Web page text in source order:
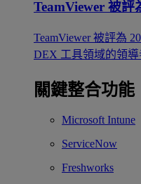
TeamViewer 被
TeamViewer 被評為
DEX 工具領域的領導
關鍵整合功能
Microsoft Intune
ServiceNow
Freshworks